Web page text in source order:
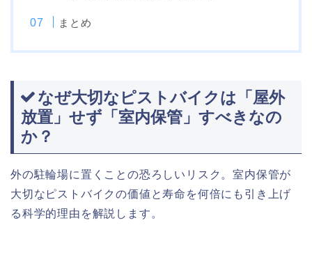
まとめ
なぜ大切なピストバイクは「屋外
放置」せず「室内保管」すべきなの
か？
外の駐輪場に置くことの恐ろしいリスク。室内保管が
大切なピストバイクの価値と寿命を何倍にも引き上げ
る科学的理由を解説します。